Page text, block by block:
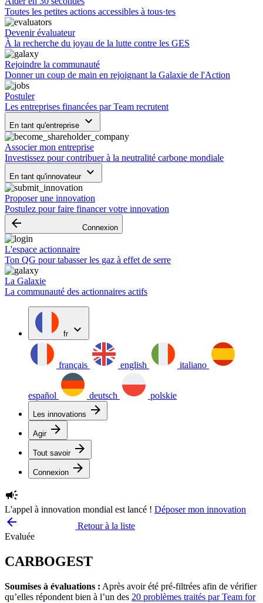
Toutes les petites actions accessibles à tous·tes
Devenir évaluateur
À la recherche du joyau de la lutte contre les GES
Rejoindre la communauté
Donner un coup de main en rejoignant la Galaxie de l'Action
Postuler
Les entreprises financées par Team recrutent
En tant qu'entreprise keyboard_arrow_down
Associer mon entreprise
Investissez pour contribuer à la neutralité carbone mondiale
En tant qu'innovateur keyboard_arrow_down
Proposer une innovation
Postulez pour faire financer votre innovation
arrow_backward Connexion
L'espace actionnaire
Ton QG pour tabasser les gaz à effet de serre
La Galaxie
La communauté des actionnaires actifs
fr expand_more
français english italiano
español deutsch polskie
Les innovations arrow_forward
Agir arrow_forward
Tout savoir arrow_forward
Connexion arrow_forward
campaign
L'appel à innovation mondial est lancé ! Déposer mon innovation
arrow_backward
Retour à la liste
Evaluée
CARBOGEST
Soumises à évaluations : Après avoir été pré-filtrées afin de vérifier
qu’elles répondent bien à l’un des 20 problèmes traités par Team for